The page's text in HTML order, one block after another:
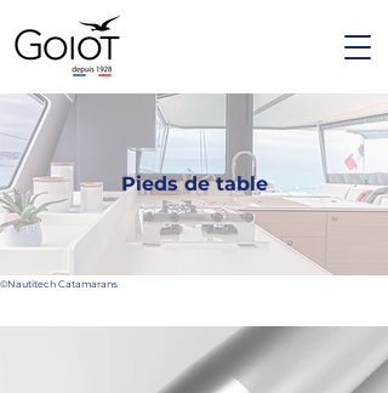
Pieds de table
©Nautitech Catamarans